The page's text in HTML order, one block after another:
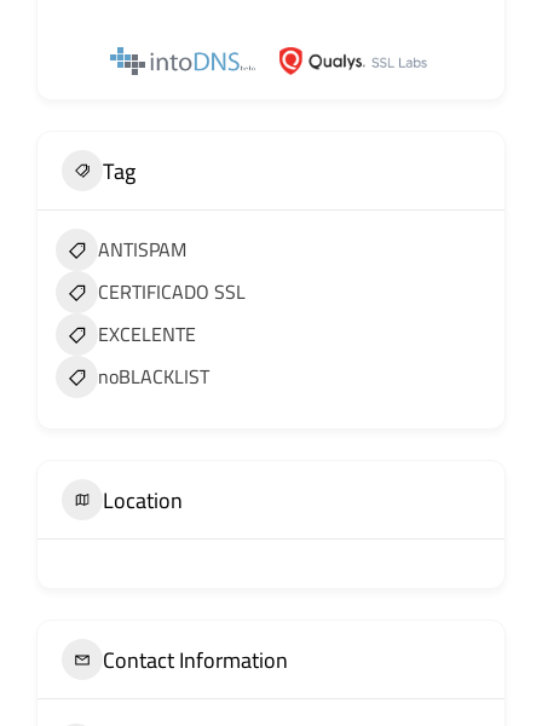
Tag
ANTISPAM
CERTIFICADO SSL
EXCELENTE
noBLACKLIST
Location
Contact Information